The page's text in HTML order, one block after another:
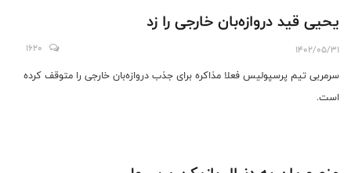
یحیی قید دروازه‌بان خارجی را زد
1402/05/31
1620
سرمربی تیم پرسپولیس فعلا مذاکره برای جذب دروازه‌بان خارجی را متوقف کرده
است.